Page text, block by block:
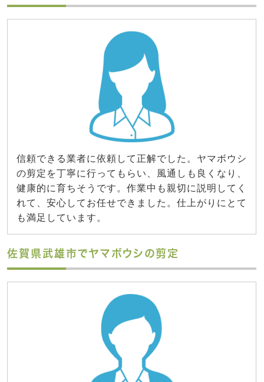
信頼できる業者に依頼して正解でした。ヤマボウシ
の剪定を丁寧に行ってもらい、風通しも良くなり、
健康的に育ちそうです。作業中も親切に説明してく
れて、安心してお任せできました。仕上がりにとて
も満足しています。
佐賀県武雄市でヤマボウシの剪定